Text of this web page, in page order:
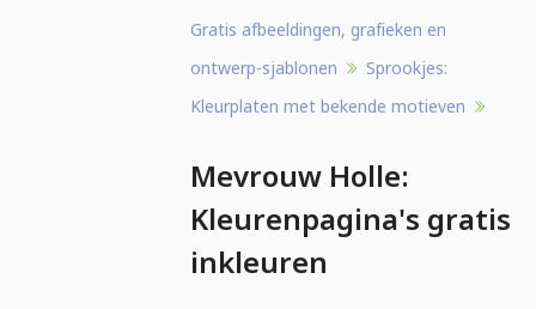
Gratis afbeeldingen, grafieken en
ontwerp-sjablonen
Sprookjes:
Kleurplaten met bekende motieven
Mevrouw Holle:
Kleurenpagina's gratis
inkleuren